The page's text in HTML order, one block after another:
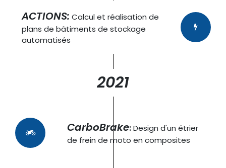
ACTIONS: Calcul et réalisation de
plans de bâtiments de stockage
automatisés
2021
CarboBrake:Design d'un étrier
de frein de moto en composites